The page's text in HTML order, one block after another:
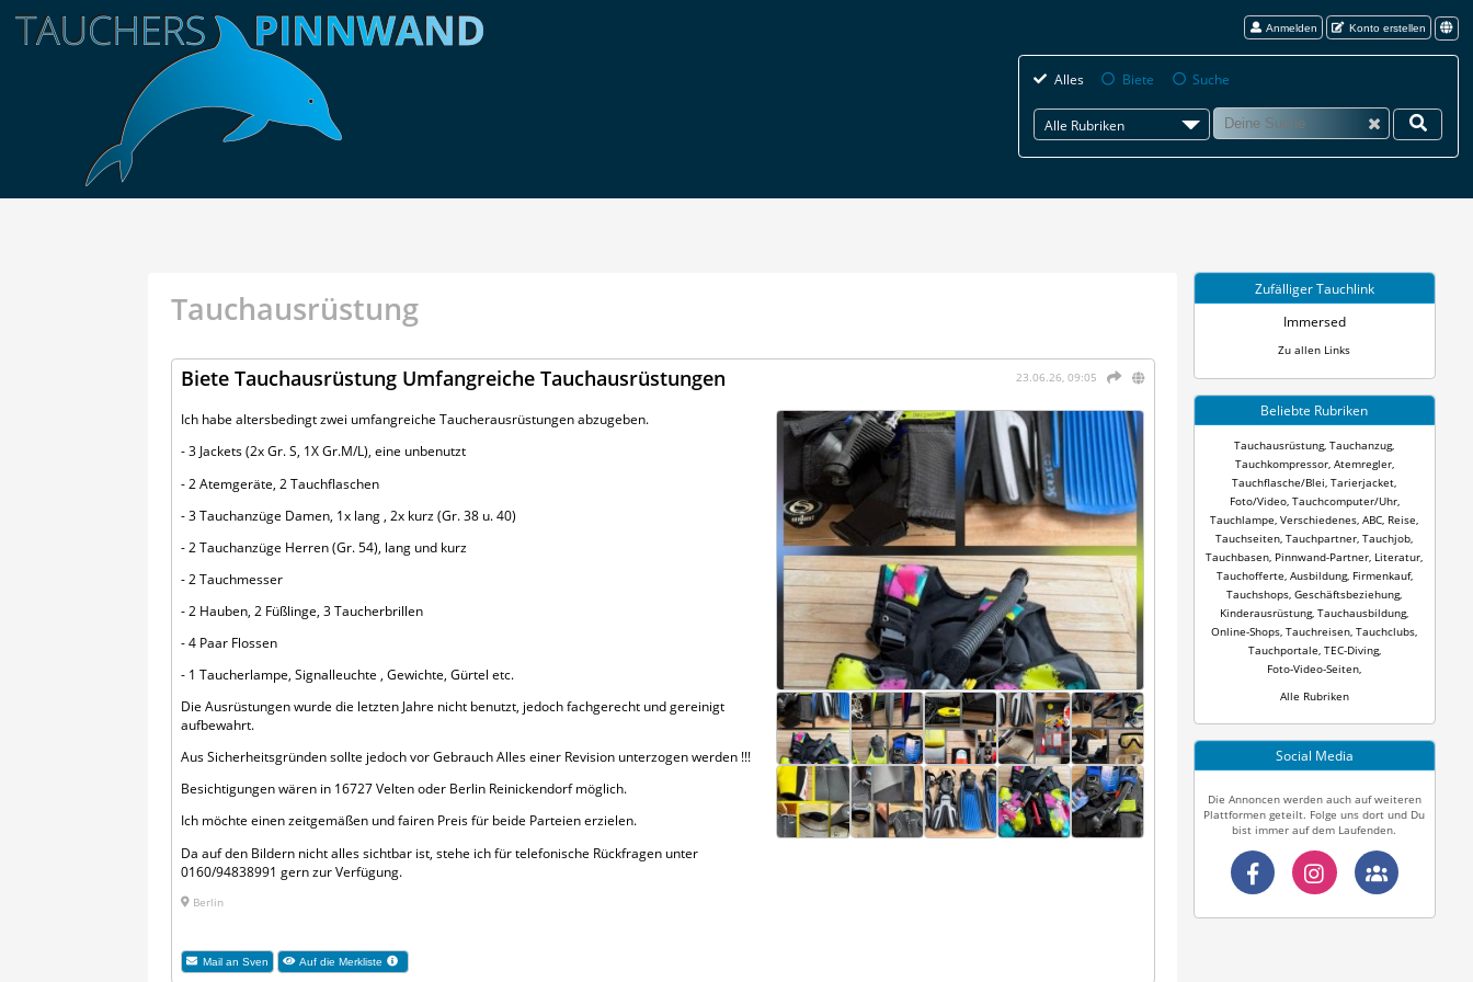
Anmelden Konto erstellen
Alles Biete Suche
Alle Rubriken
Tauchausrüstung
23.06.26, 09:05
Biete Tauchausrüstung Umfangreiche Tauchausrüstungen
Ich habe altersbedingt zwei umfangreiche Taucherausrüstungen abzugeben.
- 3 Jackets (2x Gr. S, 1X Gr.M/L), eine unbenutzt
- 2 Atemgeräte, 2 Tauchflaschen
- 3 Tauchanzüge Damen, 1x lang , 2x kurz (Gr. 38 u. 40)
- 2 Tauchanzüge Herren (Gr. 54), lang und kurz
- 2 Tauchmesser
- 2 Hauben, 2 Füßlinge, 3 Taucherbrillen
- 4 Paar Flossen
- 1 Taucherlampe, Signalleuchte , Gewichte, Gürtel etc.
Die Ausrüstungen wurde die letzten Jahre nicht benutzt, jedoch fachgerecht und gereinigt
aufbewahrt.
Aus Sicherheitsgründen sollte jedoch vor Gebrauch Alles einer Revision unterzogen werden !!!
Besichtigungen wären in 16727 Velten oder Berlin Reinickendorf möglich.
Ich möchte einen zeitgemäßen und fairen Preis für beide Parteien erzielen.
Da auf den Bildern nicht alles sichtbar ist, stehe ich für telefonische Rückfragen unter
0160/94838991 gern zur Verfügung.
Berlin
Mail an Sven Auf die Merkliste
Zufälliger Tauchlink
Immersed
Zu allen Links
Beliebte Rubriken
Tauchausrüstung, Tauchanzug,
Tauchkompressor, Atemregler,
Tauchflasche/Blei Tarierjacket
Foto/Video, Tauchcomputer/Uhr,
Tauchlampe Verschiedenes ABC Reise
Tauchseiten Tauchpartner Tauchjob
Tauchbasen Pinnwand-Partner Literatur
Tauchofferte Ausbildung, Firmenkauf,
Tauchshops Geschäftsbeziehung,
Kinderausrüstung, Tauchausbildung,
Online-Shops Tauchreisen Tauchclubs
Tauchportale TEC-Diving,
Foto-Video-Seiten
Alle Rubriken
Social Media
Die Annoncen werden auch auf weiteren
Plattformen geteilt. Folge uns dort und Du
bist immer auf dem Laufenden.